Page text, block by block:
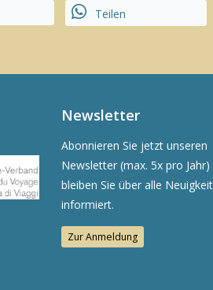
Teilen
Newsletter
Abonnieren Sie jetzt unseren
Newsletter (max. 5x pro Jahr)
bleiben Sie über alle
informiert.
Zur Anmeldung